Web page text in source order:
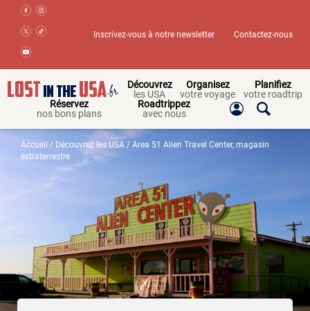
Inscrivez-vous à notre newsletter Contactez-nous
Découvrez
les USA
Organisez
votre voyage
Planifiez
votre roadtrip
Réservez
nos bons plans
Roadtrippez
avec nous
Accueil / Découvrez les USA / Area 51 Alien Travel Center, magasin
extraterrestre